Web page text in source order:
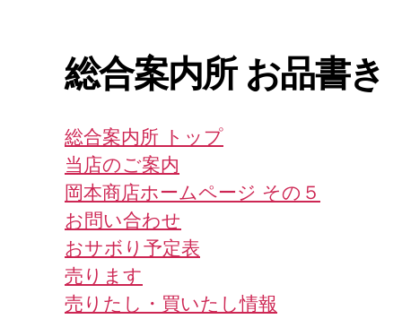
総合案内所 お品書き
総合案内所 トップ
当店のご案内
岡本商店ホームページ その５
お問い合わせ
おサボり予定表
売ります
売りたし・買いたし情報